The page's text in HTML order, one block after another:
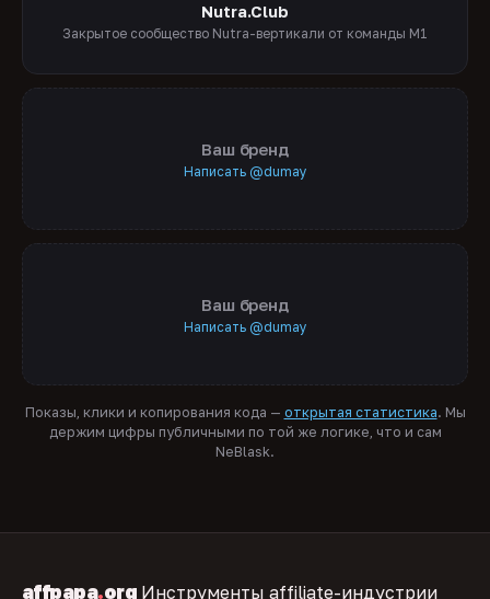
Nutra.Club
Закрытое сообщество Nutra-вертикали от команды M1
Ваш бренд
Написать @dumay
Ваш бренд
Написать @dumay
Показы, клики и копирования кода — открытая статистика. Мы
держим цифры публичными по той же логике, что и сам
NeBlask.
affpapa.org Инструменты affiliate-индустрии